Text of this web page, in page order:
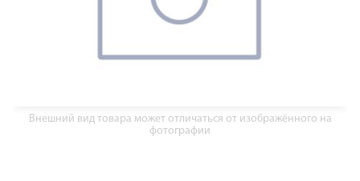
Внешний вид товара может отличаться от изображённого на
фотографии